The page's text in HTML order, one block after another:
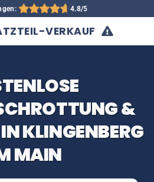
4.8/5
VERKAUF
&
KLINGENBERG
MAIN